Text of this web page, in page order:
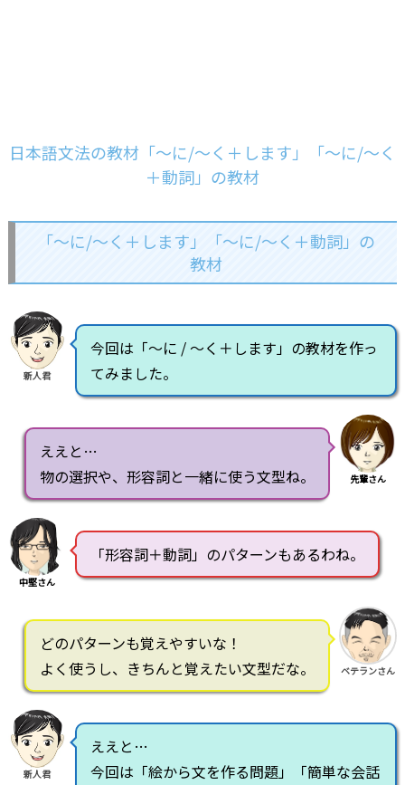
日本語文法の教材「～に/～く＋します」「～に/～く
＋動詞」の教材
「～に/～く＋します」「～に/～く＋動詞」の
教材
新人君
今回は「～に / ～く＋します」の教材を作っ
てみました。
ええと…
物の選択や、形容詞と一緒に使う文型ね。
先輩さん
中堅さん
「形容詞＋動詞」のパターンもあるわね。
どのパターンも覚えやすいな！
よく使うし、きちんと覚えたい文型だな。
ベテランさん
新人君
ええと…
今回は「絵から文を作る問題」「簡単な会話